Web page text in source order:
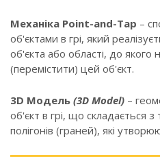
Механіка Point-and-Tap –
об'єктами в грі, який
об'єкта або області, до якого
(перемістити) цей об'єкт.
3D Модель (3D Model) –
об'єкт в грі, що складається з
полігонів (граней), які